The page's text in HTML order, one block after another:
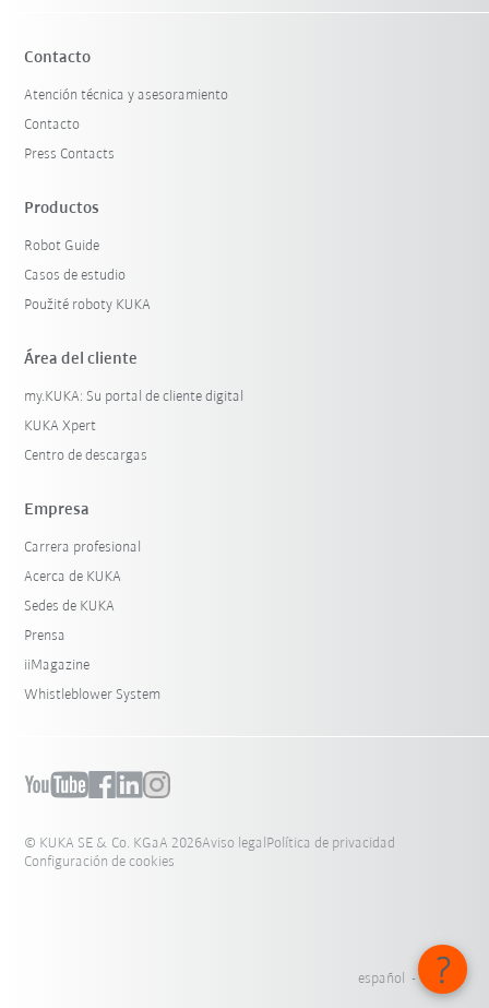
Contacto
Atención técnica y asesoramiento
Contacto
Press Contacts
Productos
Robot Guide
Casos de estudio
Použité roboty KUKA
Área del cliente
my.KUKA: Su portal de cliente digital
KUKA Xpert
Centro de descargas
Empresa
Carrera profesional
Acerca de KUKA
Sedes de KUKA
Prensa
iiMagazine
Whistleblower System
© KUKA SE & Co. KGaA 2026Aviso legalPolítica de privacidad
Configuración de cookies
español - México